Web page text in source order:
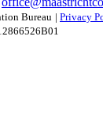
Bureau | Privacy